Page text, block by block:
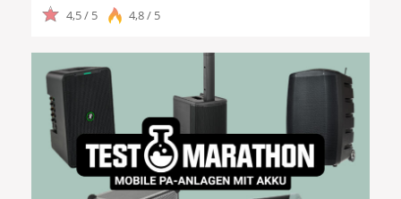
4,5 / 5 4,8 / 5